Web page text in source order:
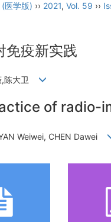
医学版) ›› 2021, Vol. 59 ››
免疫新实践
,陈大卫
of radio-
Weiwei, CHEN Dawei